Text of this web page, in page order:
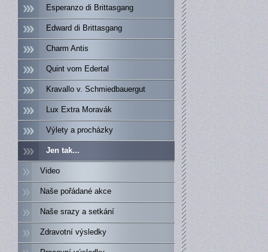
Esperanzo di Brittasgang
Edward di Brittasgang
Charm Antis
Quint vom Edertal
Kravallo v. Schmiedbauergut
Lux Extra Moravák
Výlety a procházky
Jen tak...
Video
Naše pořádané akce
Naše srazy a setkání
Zdravotní výsledky